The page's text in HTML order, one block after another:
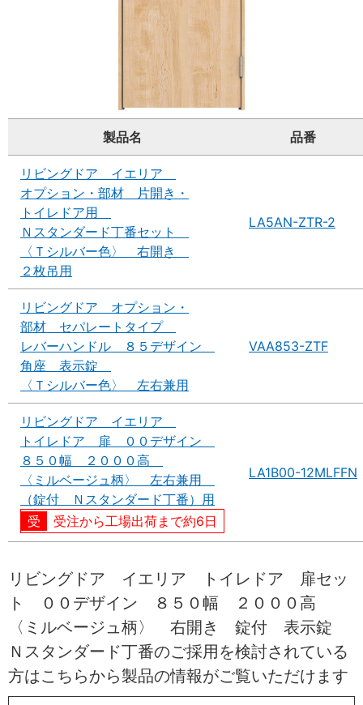
製品名 品番
リビングドア イエリア
オプション・部材 片開き・
トイレドア用
Ｎスタンダード丁番セット
〈Ｔシルバー色〉 右開き
２枚吊用
LA5AN-ZTR-2
リビングドア オプション・
部材 セパレートタイプ
レバーハンドル ８５デザイン
角座 表示錠
〈Ｔシルバー色〉 左右兼用
VAA853-ZTF
リビングドア イエリア
トイレドア 扉 ００デザイン
８５０幅 ２０００高
〈ミルベージュ柄〉 左右兼用
（錠付 Ｎスタンダード丁番）用
受注から工場出荷まで約6日
LA1B00-12MLFFN
リビングドア イエリア トイレドア 扉セッ
ト ００デザイン ８５０幅 ２０００高
〈ミルベージュ柄〉 右開き 錠付 表示錠
Ｎスタンダード丁番のご採用を検討されている
方はこちらから製品の情報がご覧いただけます